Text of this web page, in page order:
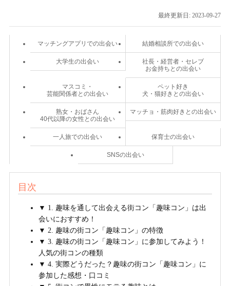
最終更新日: 2023-09-27
マッチングアプリでの出会い 結婚相談所での出会い
大学生の出会い
社長・経営者・セレブ
お金持ちとの出会い
マスコミ・
芸能関係者との出会い
ペット好き
犬・猫好きとの出会い
熟女・おばさん
40代以降の女性との出会い
マッチョ・筋肉好きとの出会い
一人旅での出会い 保育士の出会い
SNSの出会い
目次
▼ 1. 趣味を通して出会える街コン「趣味コン」は出
会いにおすすめ！
▼ 2. 趣味の街コン「趣味コン」の特徴
▼ 3. 趣味の街コン「趣味コン」に参加してみよう！
人気の街コンの種類
▼ 4. 実際どうだった？趣味の街コン「趣味コン」に
参加した感想・口コミ